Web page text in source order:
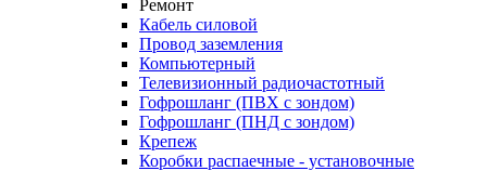
Ремонт
Кабель силовой
Провод заземления
Компьютерный
Телевизионный радиочастотный
Гофрошланг (ПВХ с зондом)
Гофрошланг (ПНД с зондом)
Крепеж
Коробки распаечные - установочные